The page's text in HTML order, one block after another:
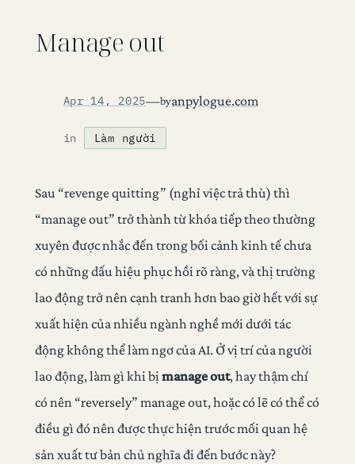
Manage out
Apr 14, 2025—byanpylogue.com
in Làm người
Sau “revenge quitting” (nghỉ việc trả thù) thì
“manage out” trở thành từ khóa tiếp theo thường
xuyên được nhắc đến trong bối cảnh kinh tế chưa
có những dấu hiệu phục hồi rõ ràng, và thị trường
lao động trở nên cạnh tranh hơn bao giờ hết với sự
xuất hiện của nhiều ngành nghề mới dưới tác
động không thể làm ngơ của AI. Ở vị trí của người
lao động, làm gì khi bịmanage out, hay thậm chí
có nên “reversely” manage out, hoặc có lẽ có thể có
điều gì đó nên được thực hiện trước mối quan hệ
sản xuất tư bản chủ nghĩa đi đến bước này?